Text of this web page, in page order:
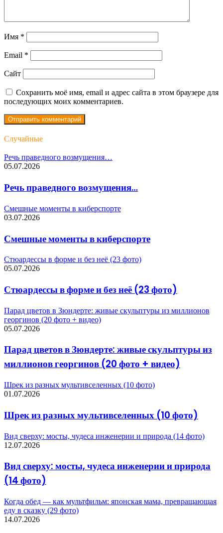
Имя *
Email *
Сайт
Сохранить моё имя, email и адрес сайта в этом браузере для
последующих моих комментариев.
Случайные
Речь праведного возмущения…
05.07.2026
Речь праведного возмущения…
Смешные моменты в киберспорте
03.07.2026
Смешные моменты в киберспорте
Стюардессы в форме и без неё (23 фото)
05.07.2026
Стюардессы в форме и без неё (23 фото)
Парад цветов в Зюндерте: живые скульптуры из миллионов
георгинов (20 фото + видео)
05.07.2026
Парад цветов в Зюндерте: живые скульптуры из
миллионов георгинов (20 фото + видео)
Шрек из разных мультивселенных (10 фото)
01.07.2026
Шрек из разных мультивселенных (10 фото)
Вид сверху: мосты, чудеса инженерии и природа (14 фото)
12.07.2026
Вид сверху: мосты, чудеса инженерии и природа
(14 фото)
Когда обед — как мультфильм: японская мама, превращающая
еду в сказку (29 фото)
14.07.2026